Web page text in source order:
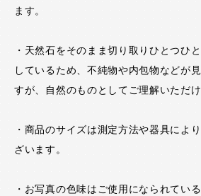
ます。
・天然石をそのまま切り取りひとつひ
しているため、不純物や内包物などが
すが、自然のものとしてご理解いただ
・商品のサイズは測定方法や器具によ
ざいます。
・お写真の色味はご使用になられてい